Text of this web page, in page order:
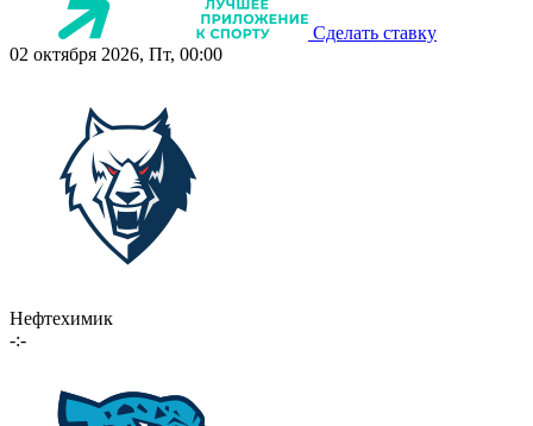
Сделать ставку
02 октября 2026, Пт, 00:00
Нефтехимик
-:-